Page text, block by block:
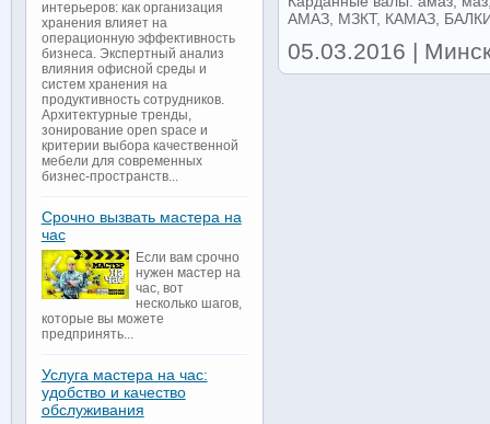
АМАЗ, МЗКТ, КАМАЗ, БАЛКИ
05.03.2016 |
интерьеров: как организация
хранения влияет на
операционную эффективность
бизнеса. Экспертный анализ
влияния офисной среды и
систем хранения на
продуктивность сотрудников.
Архитектурные тренды,
зонирование open space и
критерии выбора качественной
мебели для современных
бизнес-пространств...
Срочно вызвать мастера на
час
Если вам срочно
нужен мастер на
час, вот
несколько шагов,
которые вы можете
предпринять...
Услуга мастера на час:
удобство и качество
обслуживания